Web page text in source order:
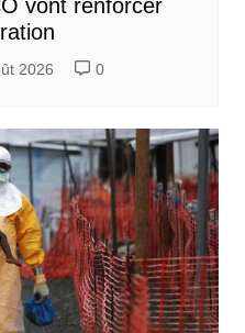
vont renforcer
2026 0